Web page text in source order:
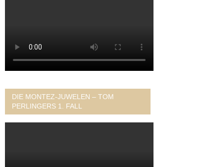
DIE MONTEZ-JUWELEN – TOM
PERLINGERS 1. FALL